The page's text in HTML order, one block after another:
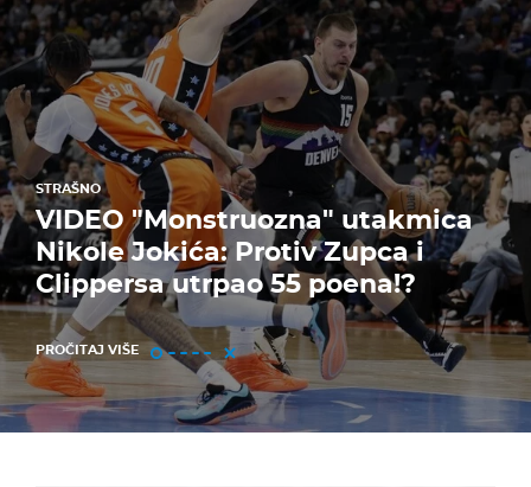
STRAŠNO
VIDEO "Monstruozna" utakmica
Nikole Jokića: Protiv Zupca i
Clippersa utrpao 55 poena!?
PROČITAJ VIŠE